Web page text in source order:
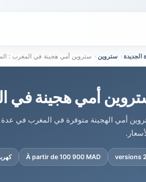
الجديدة › ستروين › ستروين أمي هجينة في المغرب :
أمي هجينة في
أمي الهجينة متوفرة في المغرب في عدة
2 versions
À partir de 100 900 MAD